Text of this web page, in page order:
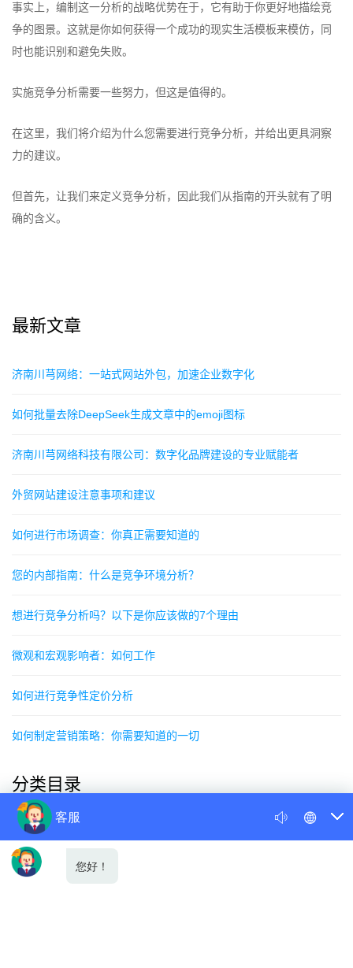
事实上，编制这一分析的战略优势在于，它有助于你更好地描绘竞
争的图景。这就是你如何获得一个成功的现实生活模板来模仿，同
时也能识别和避免失败。
实施竞争分析需要一些努力，但这是值得的。
在这里，我们将介绍为什么您需要进行竞争分析，并给出更具洞察
力的建议。
但首先，让我们来定义竞争分析，因此我们从指南的开头就有了明
确的含义。
最新文章
济南川芎网络：一站式网站外包，加速企业数字化
如何批量去除DeepSeek生成文章中的emoji图标
济南川芎网络科技有限公司：数字化品牌建设的专业赋能者
外贸网站建设注意事项和建议
如何进行市场调查：你真正需要知道的
您的内部指南：什么是竞争环境分析？
想进行竞争分析吗？以下是你应该做的7个理由
微观和宏观影响者：如何工作
如何进行竞争性定价分析
如何制定营销策略：你需要知道的一切
分类目录
公司新闻
行业新闻